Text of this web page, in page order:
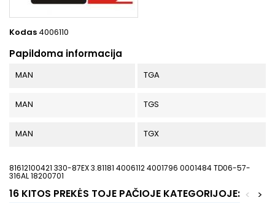
Kodas 4006110
Papildoma informacija
MAN TGA
MAN TGS
MAN TGX
81612100421 330-87EX 3.81181 4006112 4001796 0001484 TD06-57-
316AL 18200701
16 KITOS PREKĖS TOJE PAČIOJE KATEGORIJOJE: >
<